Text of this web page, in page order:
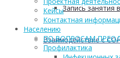
Запись занятия
Взаимодействие с
Кейсы
Контактная
Населению
ПО ВОПРОСАМ
Профилактика